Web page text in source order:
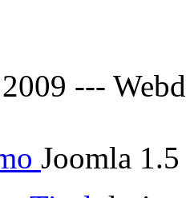
---
Joomla